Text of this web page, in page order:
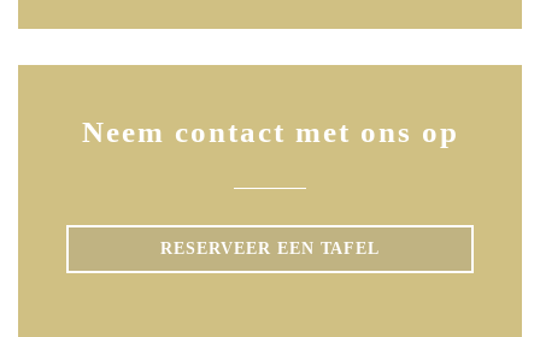
Neem contact met ons op
RESERVEER EEN TAFEL